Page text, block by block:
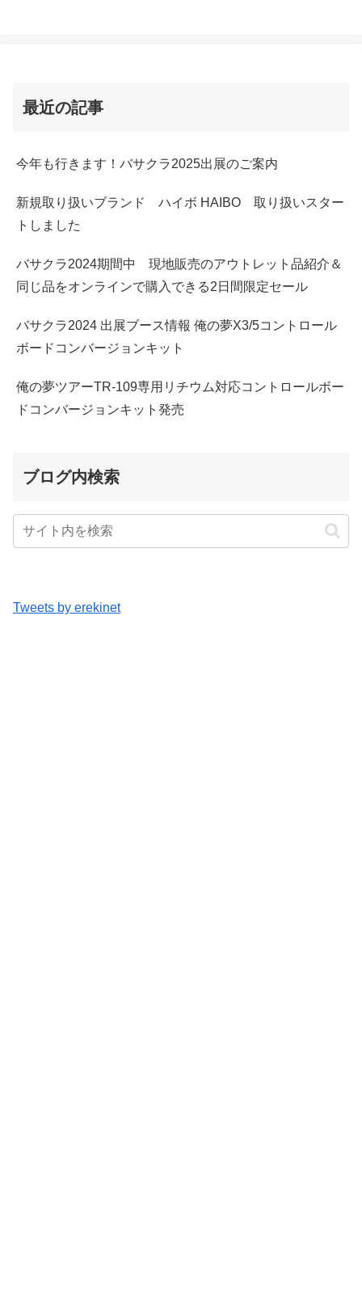
最近の記事
今年も行きます！バサクラ2025出展のご案内
新規取り扱いブランド ハイボ HAIBO 取り扱いスター
トしました
バサクラ2024期間中 現地販売のアウトレット品紹介＆
同じ品をオンラインで購入できる2日間限定セール
バサクラ2024 出展ブース情報 俺の夢X3/5コントロール
ボードコンバージョンキット
俺の夢ツアーTR-109専用リチウム対応コントロールボー
ドコンバージョンキット発売
ブログ内検索
Tweets by erekinet